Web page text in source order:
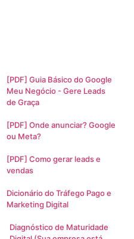
[PDF] Guia Básico do Google
Meu Negócio - Gere Leads
de Graça
[PDF] Onde anunciar? Google
ou Meta?
[PDF] Como gerar leads e
vendas
Dicionário do Tráfego Pago e
Marketing Digital
Diagnóstico de Maturidade